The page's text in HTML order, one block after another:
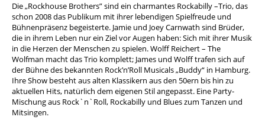
Die „Rockhouse Brothers” sind ein charmantes Rockabilly –Trio, das
schon 2008 das Publikum mit ihrer lebendigen Spielfreude und
Bühnenpräsenz begeisterte. Jamie und Joey Carnwath sind Brüder,
die in ihrem Leben nur ein Ziel vor Augen haben: Sich mit ihrer Musik
in die Herzen der Menschen zu spielen. Wolff Reichert – The
Wolfman macht das Trio komplett; James und Wolff trafen sich auf
der Bühne des bekannten Rock’n’Roll Musicals „Buddy“ in Hamburg.
Ihre Show besteht aus alten Klassikern aus den 50ern bis hin zu
aktuellen Hits, natürlich dem eigenen Stil angepasst. Eine Party-
Mischung aus Rock`n`Roll, Rockabilly und Blues zum Tanzen und
Mitsingen.